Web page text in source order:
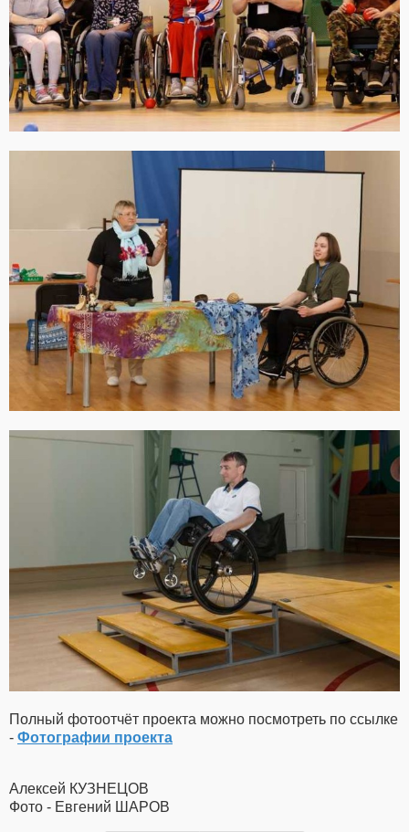
Полный фотоотчёт проекта можно посмотреть по ссылке
- Фотографии проекта
Алексей КУЗНЕЦОВ
Фото - Евгений ШАРОВ